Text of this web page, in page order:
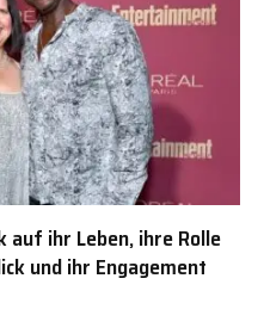
auf ihr Leben, ihre Rolle
und ihr Engagement